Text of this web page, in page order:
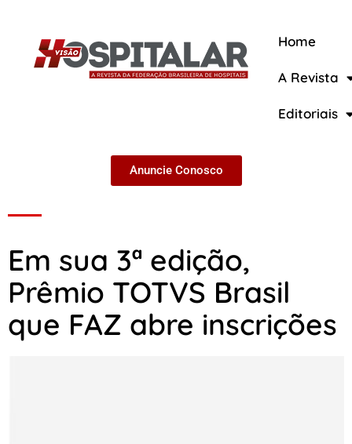
Home
A Revista
Editoriais
Anuncie Conosco
Em sua 3ª edição,
Prêmio TOTVS Brasil
que FAZ abre inscrições